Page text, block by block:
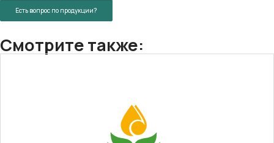
Есть вопрос по продукции?
Смотрите также: